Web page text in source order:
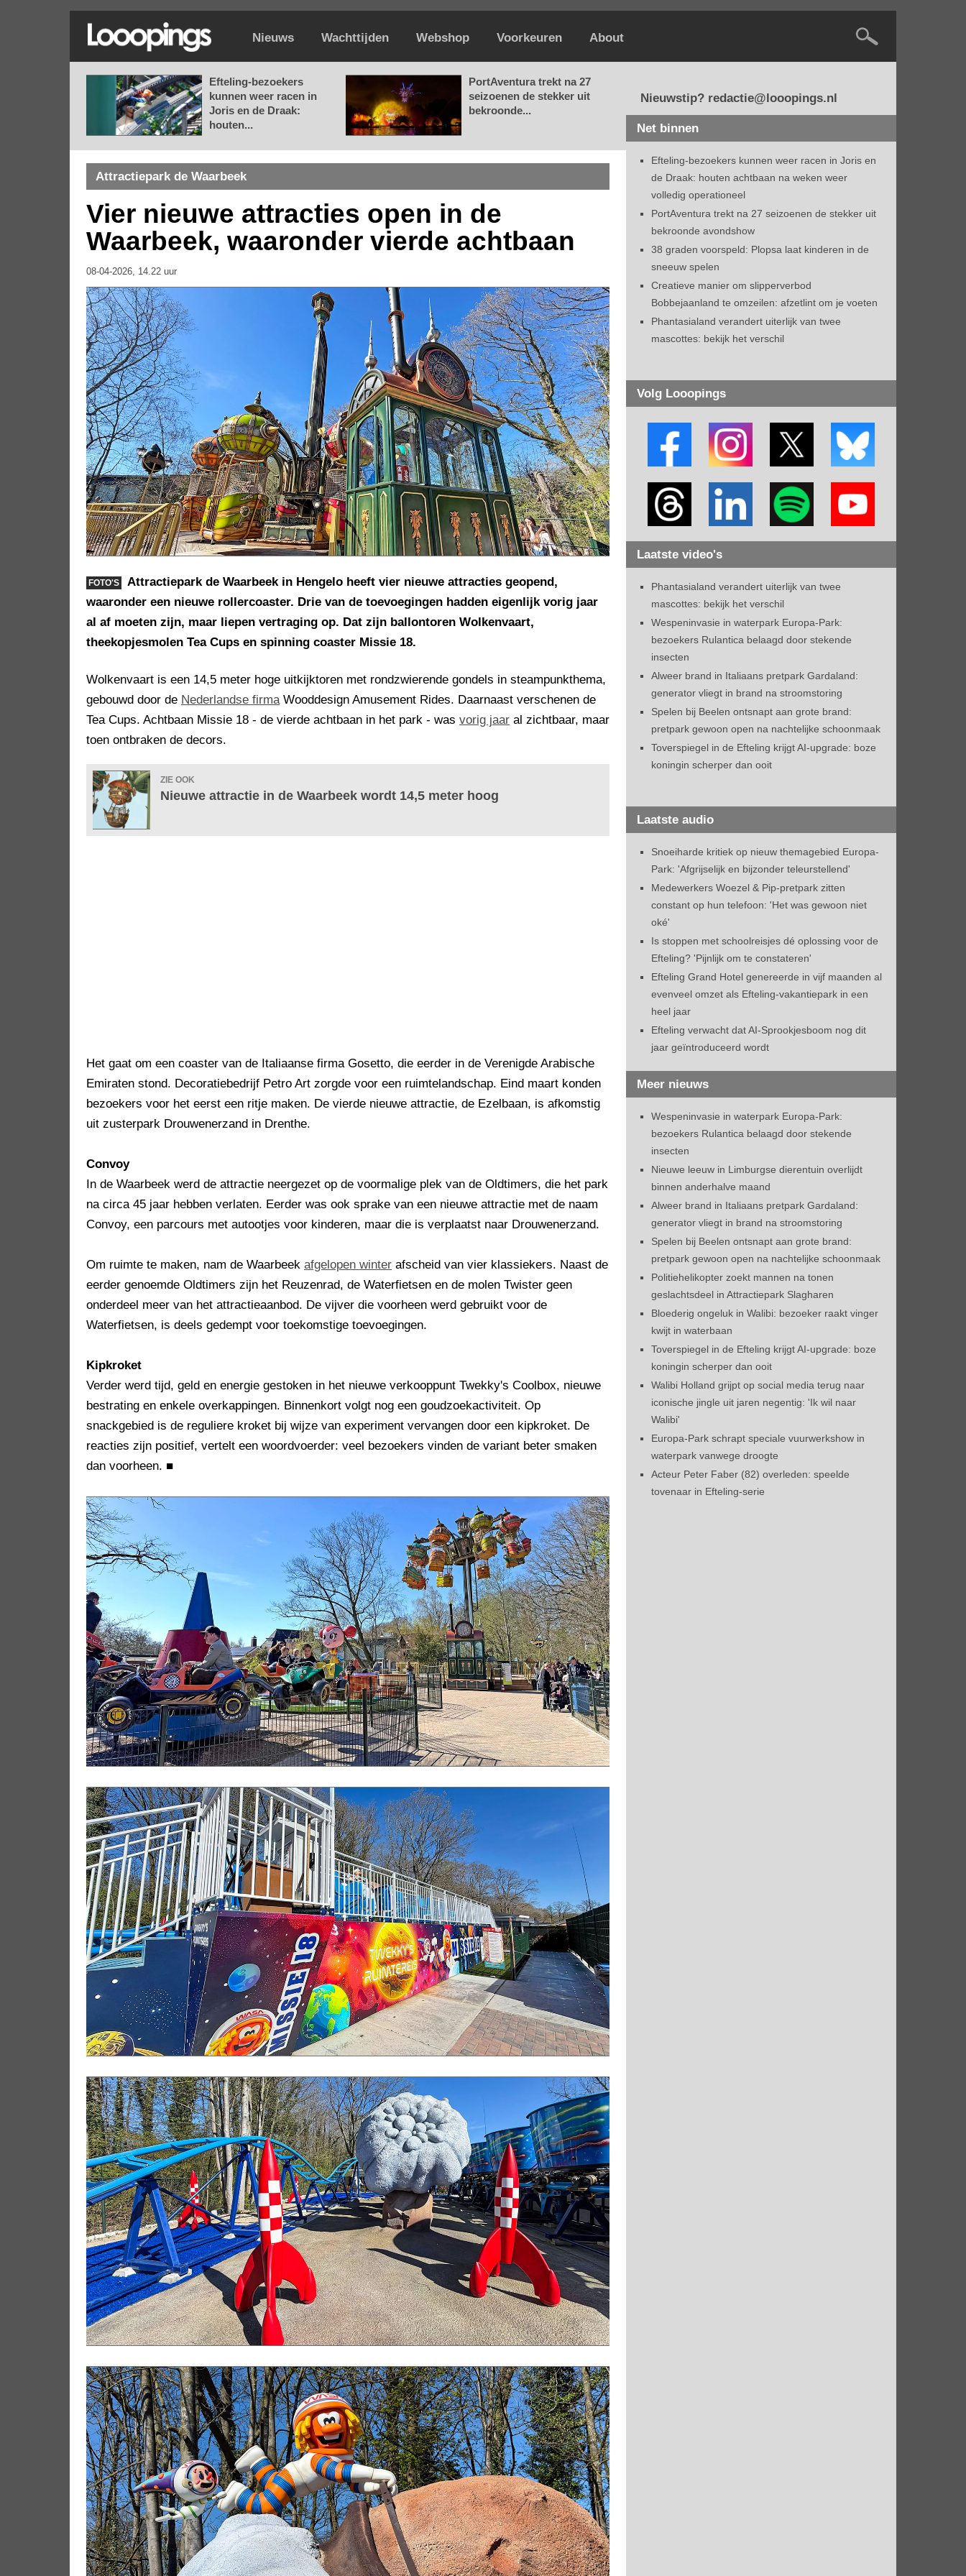
Nieuws Wachttijden Webshop Voorkeuren About
Efteling-bezoekers
kunnen weer racen in
Joris en de Draak:
houten...
PortAventura trekt na 27
seizoenen de stekker uit
bekroonde...
Attractiepark de Waarbeek
Vier nieuwe attracties open in de
Waarbeek, waaronder vierde achtbaan
08-04-2026, 14.22 uur
FOTO'S
Attractiepark de Waarbeek in Hengelo heeft vier nieuwe attracties geopend,
waaronder een nieuwe rollercoaster. Drie van de toevoegingen hadden eigenlijk vorig jaar
al af moeten zijn, maar liepen vertraging op. Dat zijn ballontoren Wolkenvaart,
theekopjesmolen Tea Cups en spinning coaster Missie 18.
Wolkenvaart is een 14,5 meter hoge uitkijktoren met rondzwierende gondels in steampunkthema,
gebouwd door de Nederlandse firmaWooddesign Amusement Rides. Daarnaast verschenen de
Tea Cups. Achtbaan Missie 18 - de vierde achtbaan in het park - was vorig jaar al zichtbaar, maar
toen ontbraken de decors.
ZIE OOK
Nieuwe attractie in de Waarbeek wordt 14,5 meter hoog
Het gaat om een coaster van de Italiaanse firma Gosetto, die eerder in de Verenigde Arabische
Emiraten stond. Decoratiebedrijf Petro Art zorgde voor een ruimtelandschap. Eind maart konden
bezoekers voor het eerst een ritje maken. De vierde nieuwe attractie, de Ezelbaan, is afkomstig
uit zusterpark Drouwenerzand in Drenthe.
Convoy
In de Waarbeek werd de attractie neergezet op de voormalige plek van de Oldtimers, die het park
na circa 45 jaar hebben verlaten. Eerder was ook sprake van een nieuwe attractie met de naam
Convoy, een parcours met autootjes voor kinderen, maar die is verplaatst naar Drouwenerzand.
Om ruimte te maken, nam de Waarbeek afgelopen winter afscheid van vier klassiekers. Naast de
eerder genoemde Oldtimers zijn het Reuzenrad, de Waterfietsen en de molen Twister geen
onderdeel meer van het attractieaanbod. De vijver die voorheen werd gebruikt voor de
Waterfietsen, is deels gedempt voor toekomstige toevoegingen.
Kipkroket
Verder werd tijd, geld en energie gestoken in het nieuwe verkooppunt Twekky's Coolbox, nieuwe
bestrating en enkele overkappingen. Binnenkort volgt nog een goudzoekactiviteit. Op
snackgebied is de reguliere kroket bij wijze van experiment vervangen door een kipkroket. De
reacties zijn positief, vertelt een woordvoerder: veel bezoekers vinden de variant beter smaken
dan voorheen. ■
Nieuwstip? redactie@looopings.nl
Net binnen
Efteling-bezoekers kunnen weer racen in Joris en
de Draak: houten achtbaan na weken weer
volledig operationeel
PortAventura trekt na 27 seizoenen de stekker uit
bekroonde avondshow
38 graden voorspeld: Plopsa laat kinderen in de
sneeuw spelen
Creatieve manier om slipperverbod
Bobbejaanland te omzeilen: afzetlint om je voeten
Phantasialand verandert uiterlijk van twee
mascottes: bekijk het verschil
Volg Looopings
Laatste video's
Phantasialand verandert uiterlijk van twee
mascottes: bekijk het verschil
Wespeninvasie in waterpark Europa-Park:
bezoekers Rulantica belaagd door stekende
insecten
Alweer brand in Italiaans pretpark Gardaland:
generator vliegt in brand na stroomstoring
Spelen bij Beelen ontsnapt aan grote brand:
pretpark gewoon open na nachtelijke schoonmaak
Toverspiegel in de Efteling krijgt AI-upgrade: boze
koningin scherper dan ooit
Laatste audio
Snoeiharde kritiek op nieuw themagebied Europa-
Park: 'Afgrijselijk en bijzonder teleurstellend'
Medewerkers Woezel & Pip-pretpark zitten
constant op hun telefoon: 'Het was gewoon niet
oké'
Is stoppen met schoolreisjes dé oplossing voor de
Efteling? 'Pijnlijk om te constateren'
Efteling Grand Hotel genereerde in vijf maanden al
evenveel omzet als Efteling-vakantiepark in een
heel jaar
Efteling verwacht dat AI-Sprookjesboom nog dit
jaar geïntroduceerd wordt
Meer nieuws
Wespeninvasie in waterpark Europa-Park:
bezoekers Rulantica belaagd door stekende
insecten
Nieuwe leeuw in Limburgse dierentuin overlijdt
binnen anderhalve maand
Alweer brand in Italiaans pretpark Gardaland:
generator vliegt in brand na stroomstoring
Spelen bij Beelen ontsnapt aan grote brand:
pretpark gewoon open na nachtelijke schoonmaak
Politiehelikopter zoekt mannen na tonen
geslachtsdeel in Attractiepark Slagharen
Bloederig ongeluk in Walibi: bezoeker raakt vinger
kwijt in waterbaan
Toverspiegel in de Efteling krijgt AI-upgrade: boze
koningin scherper dan ooit
Walibi Holland grijpt op social media terug naar
iconische jingle uit jaren negentig: 'Ik wil naar
Walibi'
Europa-Park schrapt speciale vuurwerkshow in
waterpark vanwege droogte
Acteur Peter Faber (82) overleden: speelde
tovenaar in Efteling-serie